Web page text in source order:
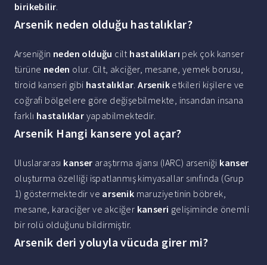
birikebilir.
Arsenik neden olduğu hastalıklar?
Arseniğin neden olduğu cilt hastalıkları pek çok kanser
türüne neden olur. Cilt, akciğer, mesane, yemek borusu,
tiroid kanseri gibi hastalıklar.Arsenik etkileri kişilere ve
coğrafi bölgelere göre değişebilmekte, insandan insana
farklı hastalıklar yapabilmektedir.
Arsenik Hangi kansere yol açar?
Uluslararası kanser araştırma ajansı (IARC) arseniği kanser
oluşturma özelliği ispatlanmış kimyasallar sınıfında (Grup
1) göstermektedir ve arsenik maruziyetinin böbrek,
mesane, karaciğer ve akciğer kanseri gelişiminde önemli
bir rolü olduğunu bildirmiştir.
Arsenik deri yoluyla vücuda girer mi?